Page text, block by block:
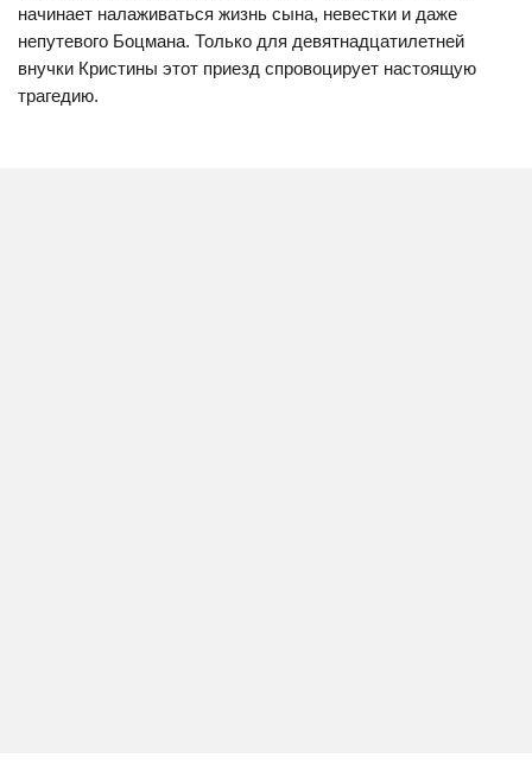
начинает налаживаться жизнь сына, невестки и даже
непутевого Боцмана. Только для девятнадцатилетней
внучки Кристины этот приезд спровоцирует настоящую
трагедию.